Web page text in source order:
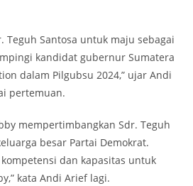
Teguh Santosa untuk maju sebagai
kandidat gubernur Sumatera
dalam Pilgubsu 2024,” ujar Andi
pertemuan.
mempertimbangkan Sdr. Teguh
besar Partai Demokrat.
dan kapasitas untuk
kata Andi Arief lagi.